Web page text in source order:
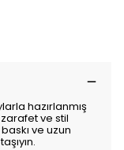
hazırlanmış
ve stil
ve uzun